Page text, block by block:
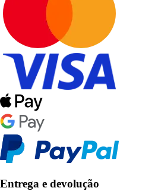
Entrega e devolução